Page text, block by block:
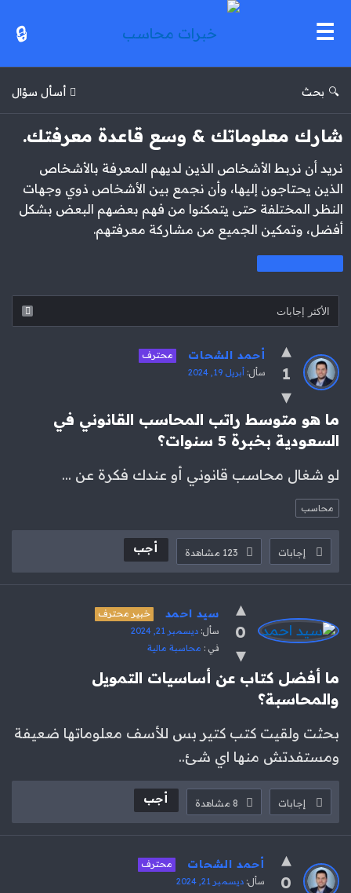
خبرات
محاسب
بحث أسأل سؤال
شارك معلوماتك & وسع قاعدة معرفتك.
نريد أن نربط الأشخاص الذين لديهم المعرفة بالأشخاص
الذين يحتاجون إليها، وأن نجمع بين الأشخاص ذوي وجهات
النظر المختلفة حتى يتمكنوا من فهم بعضهم البعض بشكل
أفضل، وتمكين الجميع من مشاركة معرفتهم.
خبرات
محاسب
الاحدث
أسئلة
1
أحمد الشحات
محترف
سأل: أبريل 19, 2024
السعودية بخبرة 5 سنوات؟
لو شغال محاسب قانوني أو عندك فكرة عن ...
محاسب
إجابات 123 مشاهدة أجب
0
سيد احمد
خبير محترف
سأل: ديسمبر 21, 2024
في : محاسبة مالية
والمحاسبة؟
بحثت ولقيت كتب كتير بس للأسف معلوماتها ضعيفة
ومستفدتش منها اي شئ..
إجابات 8 مشاهدة أجب
0
أحمد الشحات
محترف
سأل: ديسمبر 21, 2024